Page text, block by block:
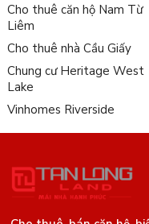
Cho thuê căn hộ Nam Từ
Liêm
Cho thuê nhà Cầu Giấy
Chung cư Heritage West
Lake
Vinhomes Riverside